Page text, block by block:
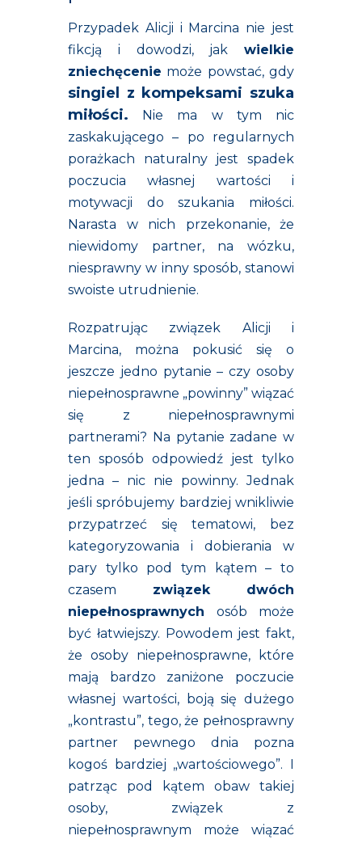
Przypadek Alicji i Marcina nie jest
fikcją i dowodzi, jak wielkie
zniechęcenie może powstać, gdy
singiel z kompeksami szuka
miłości. Nie ma w tym nic
zaskakującego – po regularnych
porażkach naturalny jest spadek
poczucia własnej wartości i
motywacji do szukania miłości.
Narasta w nich przekonanie, że
niewidomy partner, na wózku,
niesprawny w inny sposób, stanowi
swoiste utrudnienie.
Rozpatrując związek Alicji i
Marcina, można pokusić się o
jeszcze jedno pytanie – czy osoby
niepełnosprawne „powinny” wiązać
się z niepełnosprawnymi
partnerami? Na pytanie zadane w
ten sposób odpowiedź jest tylko
jedna – nic nie powinny. Jednak
jeśli spróbujemy bardziej wnikliwie
przypatrzeć się tematowi, bez
kategoryzowania i dobierania w
pary tylko pod tym kątem – to
czasem związek dwóch
niepełnosprawnych osób może
być łatwiejszy. Powodem jest fakt,
że osoby niepełnosprawne, które
mają bardzo zaniżone poczucie
własnej wartości, boją się dużego
„kontrastu”, tego, że pełnosprawny
partner pewnego dnia pozna
kogoś bardziej „wartościowego”. I
patrząc pod kątem obaw takiej
osoby, związek z
niepełnosprawnym może wiązać